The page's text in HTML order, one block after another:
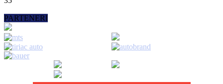
PARTENERI